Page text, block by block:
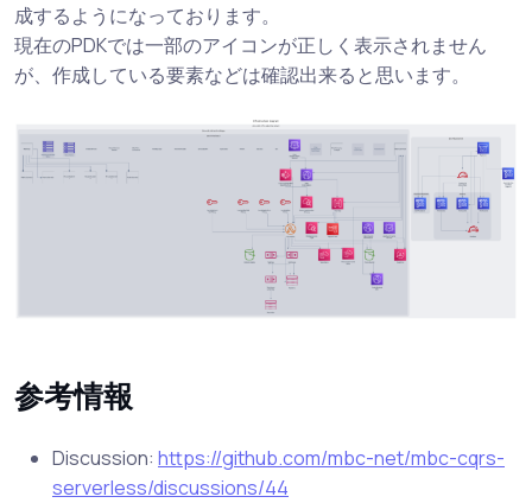
成するようになっております。
現在のPDKでは一部のアイコンが正しく表示されません
が、作成している要素などは確認出来ると思います。
参考情報
Discussion: https://github.com/mbc-net/mbc-cqrs-
serverless/discussions/44